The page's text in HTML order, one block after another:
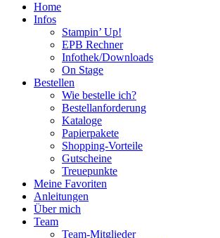
Home
Infos
Stampin’ Up!
EPB Rechner
Infothek/Downloads
On Stage
Bestellen
Wie bestelle ich?
Bestellanforderung
Kataloge
Papierpakete
Shopping-Vorteile
Gutscheine
Treuepunkte
Meine Favoriten
Anleitungen
Über mich
Team
Team-Mitglieder